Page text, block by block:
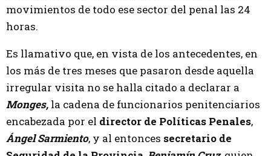
movimientos de todo ese sector del penal las 24
horas.
Es llamativo que, en vista de los antecedentes, en
los más de tres meses que pasaron desde aquella
irregular visita no se halla citado a declarar a
Monges, la cadena de funcionarios penitenciarios
encabezada por el director de Políticas Penales,
Ángel Sarmiento, y al entonces secretario de